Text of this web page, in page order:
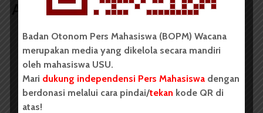
Artikel terkait lain
BERITA KAMPUS
Tim Mahasiswa USU Raih Juara I
Vokal Grup Pada PEKSIMIDA 2026
Badan Otonom Pers Mahasiswa (BOPM) Wacana
merupakan media yang dikelola secara mandiri
oleh mahasiswa USU.
Mari dukung independensi Pers Mahasiswa dengan
berdonasi melalui cara pindai/tekan kode QR di
atas!